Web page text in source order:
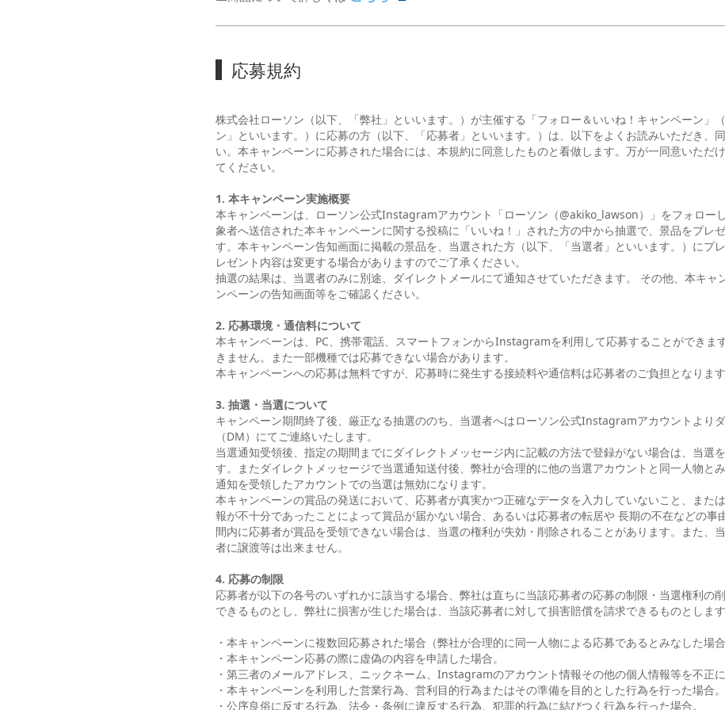
応募規約
株式会社ローソン（以下、「弊社」といいます。）が主催する「フォロー＆いいね！キャンペーン」
ン」といいます。）に応募の方（以下、「応募者」といいます。）は、以下をよくお読みいただき、
い。本キャンペーンに応募された場合には、本規約に同意したものと看做します。万が一同意いただ
てください。
1. 本キャンペーン実施概要
本キャンペーンは、ローソン公式Instagramアカウント「ローソン（@akiko_lawson）」をフォロー
象者へ送信された本キャンペーンに関する投稿に「いいね！」された方の中から抽選で、景品をプレ
す。本キャンペーン告知画面に掲載の景品を、当選された方（以下、「当選者」といいます。）にプ
レゼント内容は変更する場合がありますのでご了承ください。
抽選の結果は、当選者のみに別途、ダイレクトメールにて通知させていただきます。 その他、本キャ
ンペーンの告知画面等をご確認ください。
2. 応募環境・通信料について
本キャンペーンは、PC、携帯電話、スマートフォンからInstagramを利用して応募することができま
きません。また一部機種では応募できない場合があります。
本キャンペーンへの応募は無料ですが、応募時に発生する接続料や通信料は応募者のご負担となります
3. 抽選・当選について
キャンペーン期間終了後、厳正なる抽選ののち、当選者へはローソン公式Instagramアカウントより
（DM）にてご連絡いたします。
当選通知受領後、指定の期間までにダイレクトメッセージ内に記載の方法で登録がない場合は、当選
す。またダイレクトメッセージで当選通知送付後、弊社が合理的に他の当選アカウントと同一人物と
通知を受領したアカウントでの当選は無効になります。
本キャンペーンの賞品の発送において、応募者が真実かつ正確なデータを入力していないこと、また
報が不十分であったことによって賞品が届かない場合、あるいは応募者の転居や 長期の不在などの事
間内に応募者が賞品を受領できない場合は、当選の権利が失効・削除されることがあります。また、
者に譲渡等は出来ません。
4. 応募の制限
応募者が以下の各号のいずれかに該当する場合、弊社は直ちに当該応募者の応募の制限・当選権利の
できるものとし、弊社に損害が生じた場合は、当該応募者に対して損害賠償を請求できるものとします
・本キャンペーンに複数回応募された場合（弊社が合理的に同一人物による応募であるとみなした場合
・本キャンペーン応募の際に虚偽の内容を申請した場合。
・第三者のメールアドレス、ニックネーム、Instagramのアカウント情報その他の個人情報等を不正に
・本キャンペーンを利用した営業行為、営利目的行為またはその準備を目的とした行為を行った場合。
・公序良俗に反する行為、法令・条例に違反する行為、犯罪的行為に結びつく行為を行った場合。